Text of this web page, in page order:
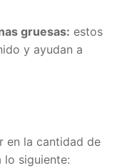
gruesas: estos
y ayudan a
en la cantidad de
lo siguiente: